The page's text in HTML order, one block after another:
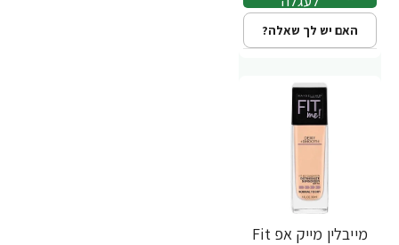
האם יש לך שאלה?
מייבלין מייק אפ Fit